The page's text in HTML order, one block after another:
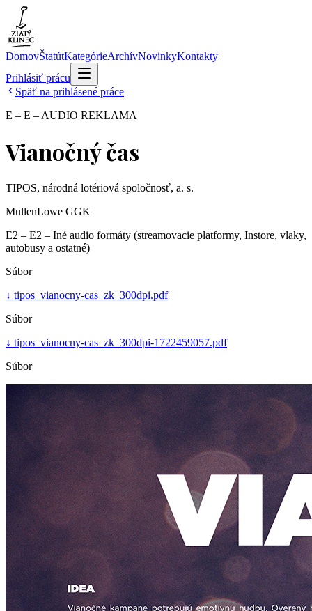
DomovŠtatútKategórieArchívNovinkyKontakty
Prihlásiť prácu
Späť na prihlásené práce
E – E – AUDIO REKLAMA
Vianočný čas
TIPOS, národná lotériová spoločnosť, a. s.
MullenLowe GGK
E2 – E2 – Iné audio formáty (streamovacie platformy, Instore, vlaky,
autobusy a ostatné)
Súbor
↓ tipos_vianocny-cas_zk_300dpi.pdf
Súbor
↓ tipos_vianocny-cas_zk_300dpi-1722459057.pdf
Súbor